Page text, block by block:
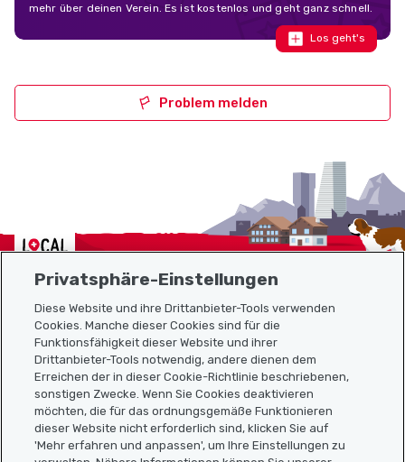
mehr über deinen Verein. Es ist kostenlos und geht ganz schnell.
Los geht's
Problem melden
Localcities
Sitemap
Nützliche Links
Localcities App herunterladen
Privatsphäre-Einstellungen
Diese Website und ihre Drittanbieter-Tools verwenden
Cookies. Manche dieser Cookies sind für die
Funktionsfähigkeit dieser Website und ihrer
Drittanbieter-Tools notwendig, andere dienen dem
Erreichen der in dieser Cookie-Richtlinie beschriebenen,
sonstigen Zwecke. Wenn Sie Cookies deaktivieren
möchten, die für das ordnungsgemäße Funktionieren
dieser Website nicht erforderlich sind, klicken Sie auf
'Mehr erfahren und anpassen', um Ihre Einstellungen zu